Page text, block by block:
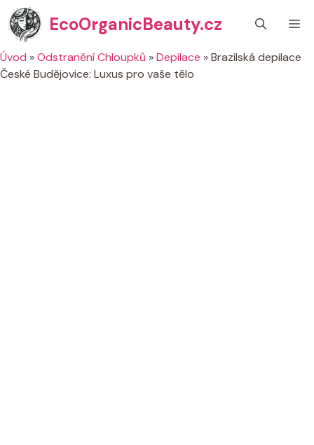
Přeskočit
na
obsah
EcoOrganicBeauty.cz
Úvod »Odstranění Chloupků »Depilace »Brazilská depilace
České Budějovice: Luxus pro vaše tělo